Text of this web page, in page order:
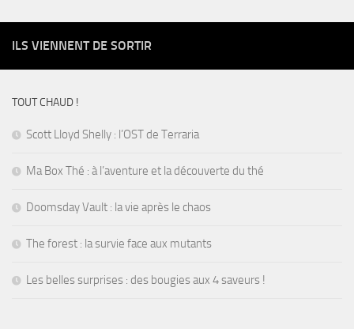
ILS VIENNENT DE SORTIR
TOUT CHAUD !
Scott Lloyd Shelly : l’OST de Terraria
Ma Box Thé : à l’aventure et la découverte du thé
Doomsday Vault : la vie après le chaos
The forest : la survie face aux mutants
Les belles surprises : des bougies aux 4 saveurs !